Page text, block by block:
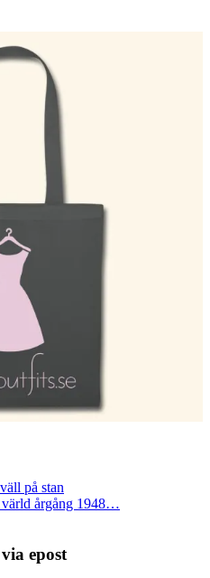
på stan
värld årgång 1948…
epost